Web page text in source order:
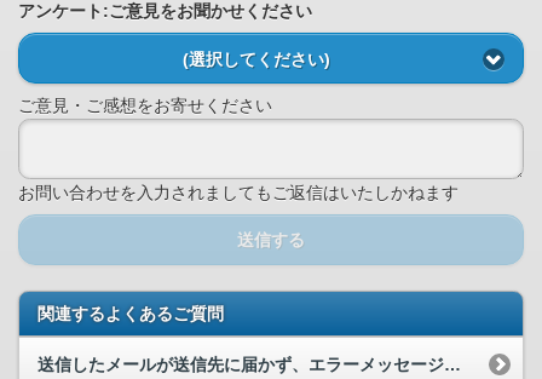
アンケート:ご意見をお聞かせください
(選択してください)
ご意見・ご感想をお寄せください
お問い合わせを入力されましてもご返信はいたしかねます
送信する
関連するよくあるご質問
送信したメールが送信先に届かず、エラーメッセージも届きません。